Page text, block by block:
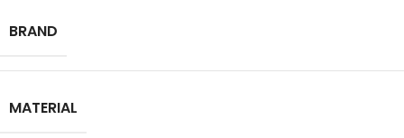
BRAND
MATERIAL